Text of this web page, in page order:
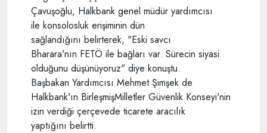
Çavuşoğlu, Halkbank genel müdür yardımcısı
ile konsolosluk erişiminin dün
sağlandığını belirterek, "Eski savcı
Bharara'nın FETÖ ile bağları var. Sürecin siyasi
olduğunu düşünüyoruz" diye konuştu.
Başbakan Yardımcısı Mehmet Şimşek de
Halkbank'ın BirleşmişMilletler Güvenlik Konseyi'nin
izin verdiği çerçevede ticarete aracılık
yaptığını belirtti.